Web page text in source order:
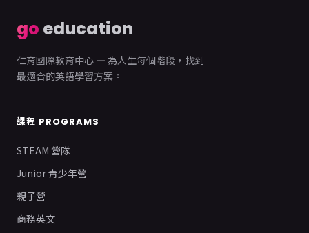
go education
仁育國際教育中心 — 為人生每個階段，找到
最適合的英語學習方案。
課程 PROGRAMS
STEAM 營隊
Junior 青少年營
親子營
商務英文